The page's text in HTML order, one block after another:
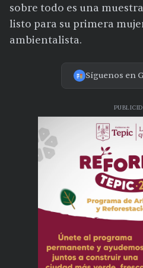
sobre todo es una
listo para su primera
ambientalista.
Síguenos en